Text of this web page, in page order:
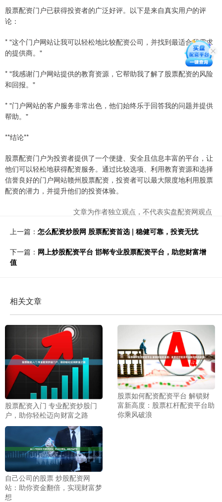
股票配资门户已获得投资者的广泛好评。以下是来自真实用户的评
论：
* "这个门户网站让我可以轻松地比较配资公司，并找到最适合我需求
的提供商。"
* "我感谢门户网站提供的教育资源，它帮助我了解了股票配资的风险
和回报。"
* "门户网站的客户服务非常出色，他们始终乐于回答我的问题并提供
帮助。"
**结论**
股票配资门户为投资者提供了一个便捷、安全且信息丰富的平台，让
他们可以轻松地获得配资服务。通过比较选项、利用教育资源和选择
信誉良好的门户网站赣州股票配资，投资者可以最大限度地利用股票
配资的潜力，并提升他们的投资体验。
文章为作者独立观点，不代表实盘配资网观点
上一篇： 怎么配资炒股网 股票配资首选 | 稳健可靠，投资无忧
下一篇： 网上炒股配资平台 邯郸专业股票配资平台，助您财富增
值
相关文章
股票配资入门 专业配资炒股门
户，助你轻松迈向财富之路
股票如何配资配资平台 解锁财
富新高度：股票杠杆配资平台助
你乘风破浪
自己公司的股票 炒股配资网
站：助你资金翻倍，实现财富梦
想